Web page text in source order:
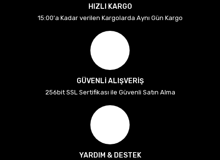
HIZLI KARGO
15:00'a Kadar verilen Kargolarda Aynı Gün Kargo
GÜVENLİ ALIŞVERİŞ
256bit SSL Sertifikası ile Güvenli Satın Alma
YARDIM & DESTEK